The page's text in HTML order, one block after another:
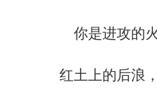
你是进攻的
红土上的后浪